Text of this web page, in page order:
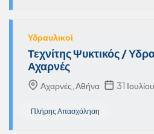
Υδραυλικοί
Τεχνίτης Ψυκτικός /
Αχαρνές
Αχαρνές, Αθήνα 31
Πλήρης Απασχόληση